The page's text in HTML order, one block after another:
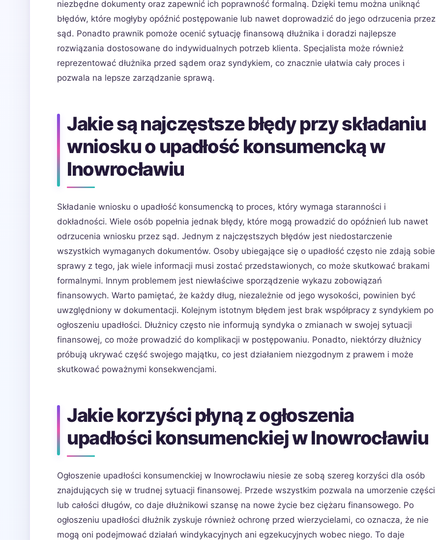
niezbędne dokumenty oraz zapewnić ich poprawność formalną. Dzięki temu można uniknąć
błędów, które mogłyby opóźnić postępowanie lub nawet doprowadzić do jego odrzucenia przez
sąd. Ponadto prawnik pomoże ocenić sytuację finansową dłużnika i doradzi najlepsze
rozwiązania dostosowane do indywidualnych potrzeb klienta. Specjalista może również
reprezentować dłużnika przed sądem oraz syndykiem, co znacznie ułatwia cały proces i
pozwala na lepsze zarządzanie sprawą.
Jakie są najczęstsze błędy przy składaniu
wniosku o upadłość konsumencką w
Inowrocławiu
Składanie wniosku o upadłość konsumencką to proces, który wymaga staranności i
dokładności. Wiele osób popełnia jednak błędy, które mogą prowadzić do opóźnień lub nawet
odrzucenia wniosku przez sąd. Jednym z najczęstszych błędów jest niedostarczenie
wszystkich wymaganych dokumentów. Osoby ubiegające się o upadłość często nie zdają sobie
sprawy z tego, jak wiele informacji musi zostać przedstawionych, co może skutkować brakami
formalnymi. Innym problemem jest niewłaściwe sporządzenie wykazu zobowiązań
finansowych. Warto pamiętać, że każdy dług, niezależnie od jego wysokości, powinien być
uwzględniony w dokumentacji. Kolejnym istotnym błędem jest brak współpracy z syndykiem po
ogłoszeniu upadłości. Dłużnicy często nie informują syndyka o zmianach w swojej sytuacji
finansowej, co może prowadzić do komplikacji w postępowaniu. Ponadto, niektórzy dłużnicy
próbują ukrywać część swojego majątku, co jest działaniem niezgodnym z prawem i może
skutkować poważnymi konsekwencjami.
Jakie korzyści płyną z ogłoszenia
upadłości konsumenckiej w Inowrocławiu
Ogłoszenie upadłości konsumenckiej w Inowrocławiu niesie ze sobą szereg korzyści dla osób
znajdujących się w trudnej sytuacji finansowej. Przede wszystkim pozwala na umorzenie części
lub całości długów, co daje dłużnikowi szansę na nowe życie bez ciężaru finansowego. Po
ogłoszeniu upadłości dłużnik zyskuje również ochronę przed wierzycielami, co oznacza, że nie
mogą oni podejmować działań windykacyjnych ani egzekucyjnych wobec niego. To daje